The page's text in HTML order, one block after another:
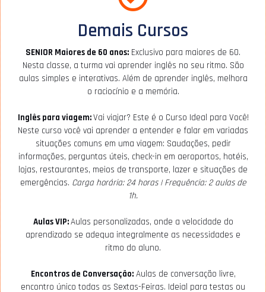
Demais Cursos
SENIOR Maiores de 60 anos: Exclusivo para maiores de 60.
Nesta classe, a turma vai aprender inglês no seu ritmo. São
aulas simples e interativas. Além de aprender inglês, melhora
o raciocínio e a memória.
Inglês para viagem:Vai viajar? Este é o Curso Ideal para Você!
Neste curso você vai aprender a entender e falar em variadas
situações comuns em uma viagem: Saudações, pedir
informações, perguntas úteis, check-in em aeroportos, hotéis,
lojas, restaurantes, meios de transporte, lazer e situações de
emergências. Carga horária: 24 horas | Frequência: 2 aulas de
1h.
Aulas VIP:Aulas personalizadas, onde a velocidade do
aprendizado se adequa integralmente as necessidades e
ritmo do aluno.
Encontros de Conversação:Aulas de conversação livre,
encontro único todas as Sextas-Feiras. Ideial para testas ou